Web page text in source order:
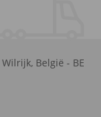
Wilrijk, België - BE